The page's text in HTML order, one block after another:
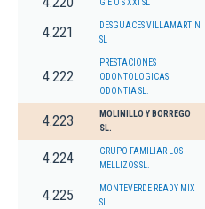
G E O S XXI SL
4.221
DESGUACES VILLAMARTIN
SL
4.222
PRESTACIONES
ODONTOLOGICAS
ODONTIA SL.
4.223
MOLINILLO Y BORREGO
SL.
4.224
GRUPO FAMILIAR LOS
MELLIZOS SL.
4.225
MONTEVERDE READY MIX
SL.